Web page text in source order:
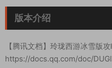
版本介绍
【腾讯文档】玲珑西游冰雪版攻
https://docs.qq.com/doc/